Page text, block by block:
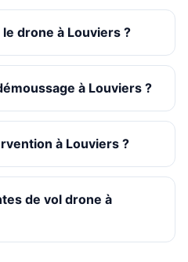
drone à Louviers ?
à Louviers ?
à Louviers ?
de vol drone à